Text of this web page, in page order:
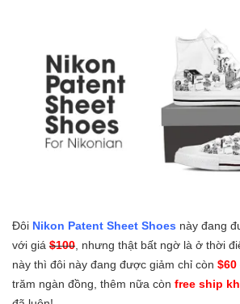
Đôi Nikon Patent Sheet Shoes này đang
với giá $100 , nhưng thật bất ngờ là ở thời
này thì đôi này đang được giảm chỉ còn $60
trăm ngàn đồng, thêm nữa còn free ship